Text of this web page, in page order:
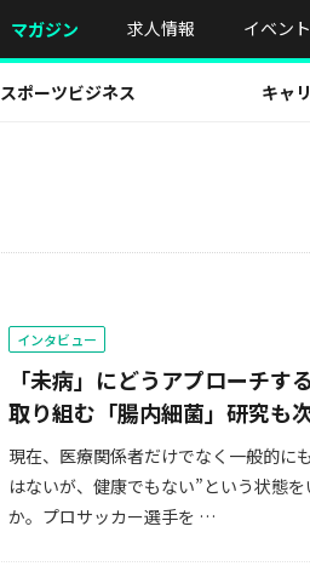
マガジン 求人情報 イベント
スポーツビジネス キャ
インタビュー
「未病」にどうアプローチ
取り組む「腸内細菌」研究も
現在、医療関係者だけでなく一般的に
はないが、健康でもない”という状態
か。プロサッカー選手を …